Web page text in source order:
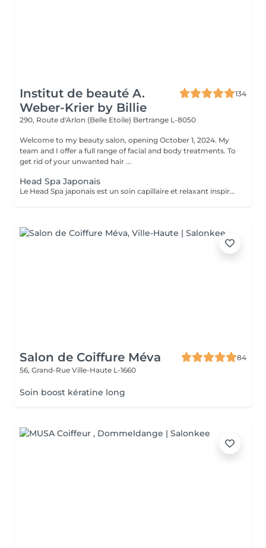
Institut de beauté A.
Weber-Krier by Billie
134
290, Route d'Arlon (Belle Etoile) Bertrange L-8050
Welcome to my beauty salon, opening October 1, 2024. My
team and I offer a full range of facial and body treatments. To
get rid of your unwanted hair ...
Head Spa Japonais
Le Head Spa japonais est un soin capillaire et relaxant inspiré des rituels de bien-être japonais. Alliant techniques de massage du cuir chevelu, soins purifiants et hydratants, il cible à la fois la santé des cheveux et l'apaisement de l'esprit. Grâce à des mouvements précis et à des produits naturels, ce rituel libère les tensions, améliore la circulation sanguine et stimule la croissance capillaire. Idéal pour ceux qui recherchent un moment de détente profonde et des cheveux revitalisés, le Head Spa japonais apporte fraîcheur, équilibre et éclat des racines aux pointes.
Salon de Coiffure Méva
84
56, Grand-Rue Ville-Haute L-1660
Soin boost kératine long